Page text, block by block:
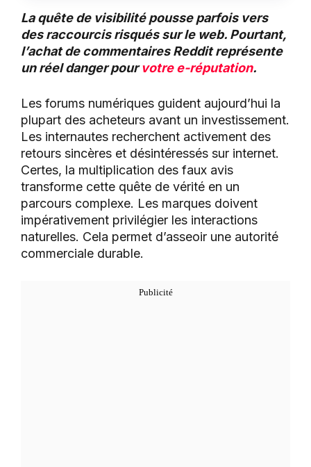
La quête de visibilité pousse parfois vers
des raccourcis risqués sur le web. Pourtant,
l’achat de commentaires Reddit représente
un réel danger pourvotre e-réputation.
Les forums numériques guident aujourd’hui la
plupart des acheteurs avant un investissement.
Les internautes recherchent activement des
retours sincères et désintéressés sur internet.
Certes, la multiplication des faux avis
transforme cette quête de vérité en un
parcours complexe. Les marques doivent
impérativement privilégier les interactions
naturelles. Cela permet d’asseoir une autorité
commerciale durable.